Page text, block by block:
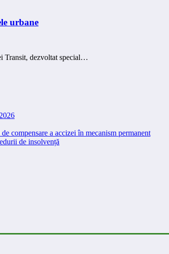
urbane
Transit, dezvoltat special…
compensare a accizei în mecanism permanent
de insolvență